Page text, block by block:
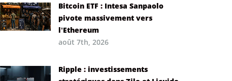
Bitcoin ETF : Intesa Sanpaolo
pivote massivement vers
l’Ethereum
août 7th, 2026
Ripple : investissements